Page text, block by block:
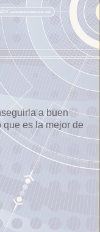
a buen
que es la mejor de